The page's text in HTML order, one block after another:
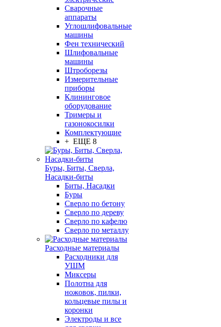
Сварочные
аппараты
Углошлифовальные
машины
Фен технический
Шлифовальные
машины
Штроборезы
Измерительные
приборы
Клининговое
оборудование
Тримеры и
газонокосилки
Комплектующие
+ ЕЩЕ 8
Буры, Биты, Сверла,
Насадки-биты
Биты, Насадки
Буры
Сверло по бетону
Сверло по дереву
Сверло по кафелю
Сверло по металлу
Расходные материалы
Расходники для
УШМ
Миксеры
Полотна для
ножовок, пилки,
кольцевые пилы и
коронки
Электроды и все